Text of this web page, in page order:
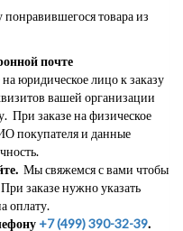
товара из
почте
юридическое лицо к заказу
вашей организации
При заказе на физическое
покупателя и данные
Мы свяжемся с вами чтобы
заказе нужно указать
оплату.
+7 (499) 390-32-39.